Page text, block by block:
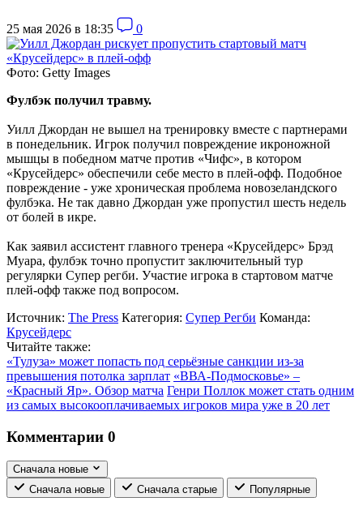
25 мая 2026 в 18:35 0
Фото: Getty Images
Фулбэк получил травму.
Уилл Джордан не вышел на тренировку вместе с партнерами
в понедельник. Игрок получил повреждение икроножной
мышцы в победном матче против «Чифс», в котором
«Крусейдерс» обеспечили себе место в плей-офф. Подобное
повреждение - уже хроническая проблема новозеландского
фулбэка. Не так давно Джордан уже пропустил шесть недель
от болей в икре.
Как заявил ассистент главного тренера «Крусейдерс» Брэд
Муара, фулбэк точно пропустит заключительный тур
регулярки Супер регби. Участие игрока в стартовом матче
плей-офф также под вопросом.
Источник: The Press Категория: Супер Регби Команда:
Крусейдерс
Читайте также:
«Тулуза» может попасть под серьёзные санкции из-за
превышения потолка зарплат «ВВА-Подмосковье» –
«Красный Яр». Обзор матча Генри Поллок может стать одним
из самых высокооплачиваемых игроков мира уже в 20 лет
Комментарии 0
Сначала новые
Сначала новые
Сначала старые Популярные